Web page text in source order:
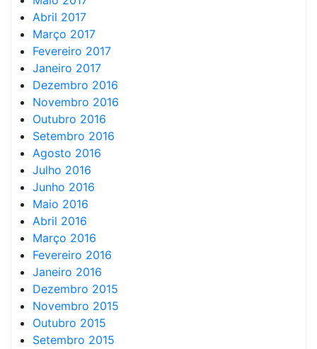
Abril 2017
Março 2017
Fevereiro 2017
Janeiro 2017
Dezembro 2016
Novembro 2016
Outubro 2016
Setembro 2016
Agosto 2016
Julho 2016
Junho 2016
Maio 2016
Abril 2016
Março 2016
Fevereiro 2016
Janeiro 2016
Dezembro 2015
Novembro 2015
Outubro 2015
Setembro 2015